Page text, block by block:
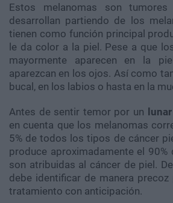
Estos melanomas son
desarrollan partiendo de los
tienen como función principal
le da color a la piel. Pese a que
mayormente aparecen en la
aparezcan en los ojos. Así como
bucal, en los labios o hasta en la
Antes de sentir temor por un
en cuenta que los melanomas
5% de todos los tipos de cáncer
produce aproximadamente el 90%
son atribuidas al cáncer de piel.
debe identificar de manera
tratamiento con anticipación.